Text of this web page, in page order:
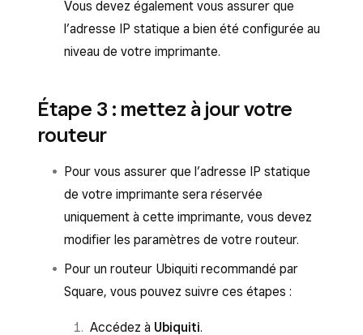
Enregistrer>Impression de la
configuration>Redémarrer l’appareil.
Exécuter
imprimer un nouveau rapport de
configuration avec la mention Statique au
Vous devez également vous assurer que
l’adresse IP statique a bien été configurée au
niveau de votre imprimante.
Étape 3 : mettez à jour votre
routeur
Pour vous assurer que l’adresse IP statique
de votre imprimante sera réservée
uniquement à cette imprimante, vous devez
modifier les paramètres de votre routeur.
Pour un routeur Ubiquiti recommandé par
Square, vous pouvez suivre ces étapes :
Accédez à Ubiquiti.